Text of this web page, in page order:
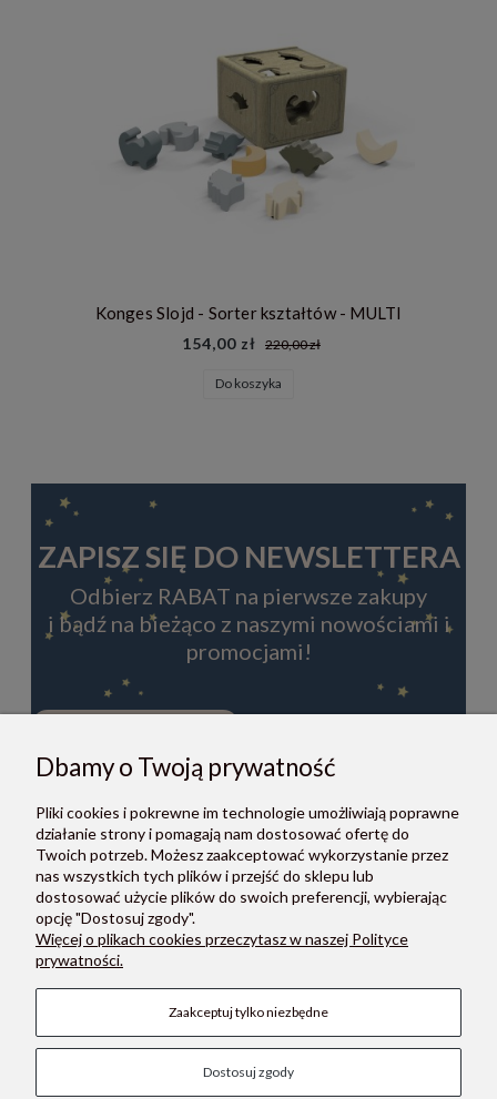
Konges Slojd - Sorter kształtów - MULTI
154,00 zł 220,00 zł
Do koszyka
ZAPISZ SIĘ DO NEWSLETTERA
Odbierz RABAT na pierwsze zakupy
i bądź na bieżąco z naszymi nowościami i
promocjami!
ZAPISZ SIĘ
Zapisując się do newslettera, akceptujesz Regulamin i Politykę
prywatności.
O NAS
Dbamy o Twoją prywatność
Pliki cookies i pokrewne im technologie umożliwiają poprawne
działanie strony i pomagają nam dostosować ofertę do
Twoich potrzeb. Możesz zaakceptować wykorzystanie przez
nas wszystkich tych plików i przejść do sklepu lub
dostosować użycie plików do swoich preferencji, wybierając
opcję "Dostosuj zgody".
Więcej o plikach cookies przeczytasz w naszej Polityce
prywatności.
Zaakceptuj tylko niezbędne
Dostosuj zgody